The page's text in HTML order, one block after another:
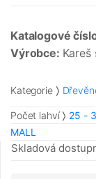
Katalogové
Výrobce: Kareš
Kategorie
Počet lahví
25 -
MALL
Skladová